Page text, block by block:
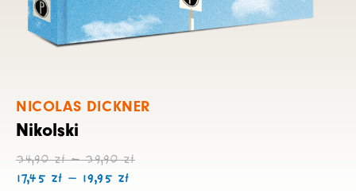
NICOLAS DICKNER
Nikolski
34,90zł – 39,90złZakres
17,45 zł – 19,95 zł
Zakres